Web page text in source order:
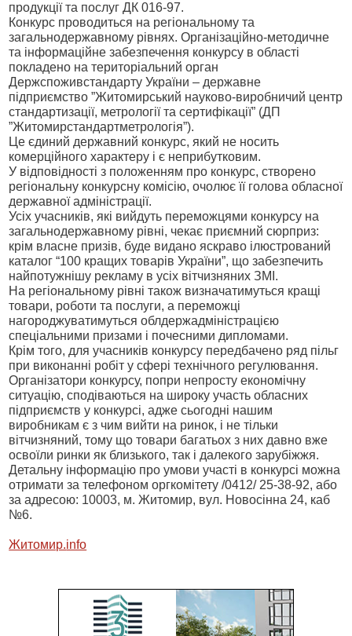
продукції та послуг ДК 016-97.
Конкурс проводиться на регіональному та
загальнодержавному рівнях. Організаційно-методичне
та інформаційне забезпечення конкурсу в області
покладено на територіальний орган
Держспоживстандарту України – державне
підприємство ”Житомирський науково-виробничий центр
стандартизації, метрології та сертифікації” (ДП
”Житомирстандартметрологія”).
Це єдиний державний конкурс, який не носить
комерційного характеру і є неприбутковим.
У відповідності з положенням про конкурс, створено
регіональну конкурсну комісію, очолює її голова обласної
державної адміністрації.
Усіх учасників, які вийдуть переможцями конкурсу на
загальнодержавному рівні, чекає приємний сюрприз:
крім власне призів, буде видано яскраво ілюстрований
каталог “100 кращих товарів України”, що забезпечить
найпотужнішу рекламу в усіх вітчизняних ЗМІ.
На регіональному рівні також визначатимуться кращі
товари, роботи та послуги, а переможці
нагороджуватимуться облдержадміністрацією
спеціальними призами і почесними дипломами.
Крім того, для учасників конкурсу передбачено ряд пільг
при виконанні робіт у сфері технічного регулювання.
Організатори конкурсу, попри непросту економічну
ситуацію, сподіваються на широку участь обласних
підприємств у конкурсі, адже сьогодні нашим
виробникам є з чим вийти на ринок, і не тільки
вітчизняний, тому що товари багатьох з них давно вже
освоїли ринки як близького, так і далекого зарубіжжя.
Детальну інформацію про умови участі в конкурсі можна
отримати за телефоном оргкомітету /0412/ 25-38-92, або
за адресою: 10003, м. Житомир, вул. Новосінна 24, каб
№6.
Житомир.info